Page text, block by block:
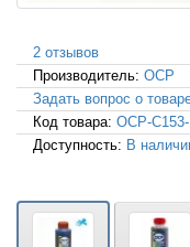
2 отзывов
Производитель: OCP
Задать вопрос о
Код товара: OCP-
Доступность: В